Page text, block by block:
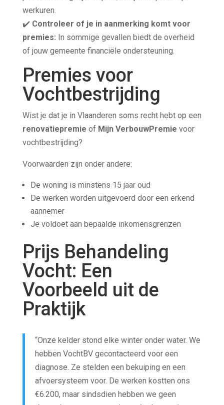
werkuren.
✔️ Controleer of je in aanmerking komt voor
premies: In sommige gevallen biedt de overheid
of jouw gemeente financiële ondersteuning.
Premies voor
Vochtbestrijding
Wist je dat je in Vlaanderen soms recht hebt op een
renovatiepremie of Mijn VerbouwPremie voor
vochtbestrijding?
Voorwaarden zijn onder andere:
De woning is minstens 15 jaar oud
De werken worden uitgevoerd door een erkend
aannemer
Je voldoet aan bepaalde inkomensgrenzen
Prijs Behandeling
Vocht: Een
Voorbeeld uit de
Praktijk
“Onze kelder stond elke winter onder water. We
hebben VochtBV gecontacteerd voor een
diagnose. Ze stelden een bekuiping en een
afvoersysteem voor. De werken kostten ons
€6.200, maar sindsdien hebben we geen